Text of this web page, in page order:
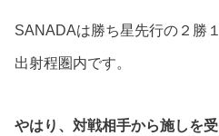
SANADAは勝ち星先行の２勝
出射程圏内です。
やはり、対戦相手から施しを